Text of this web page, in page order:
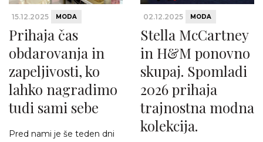
15.12.2025 MODA
Prihaja čas
obdarovanja in
zapeljivosti, ko
lahko nagradimo
tudi sami sebe
Pred nami je še teden dni
02.12.2025 MODA
Stella McCartney
in H&M ponovno
skupaj. Spomladi
2026 prihaja
trajnostna modna
kolekcija.